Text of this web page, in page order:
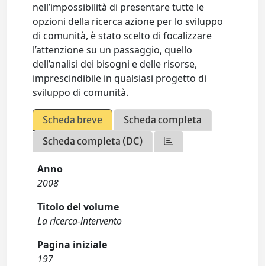
nell’impossibilità di presentare tutte le
opzioni della ricerca azione per lo sviluppo
di comunità, è stato scelto di focalizzare
l’attenzione su un passaggio, quello
dell’analisi dei bisogni e delle risorse,
imprescindibile in qualsiasi progetto di
sviluppo di comunità.
Scheda breve
Scheda completa
Scheda completa (DC)
Anno
2008
Titolo del volume
La ricerca-intervento
Pagina iniziale
197